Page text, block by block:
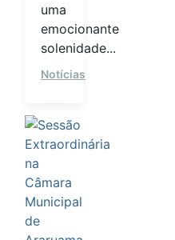
uma
emocionante
solenidade...
Notícias